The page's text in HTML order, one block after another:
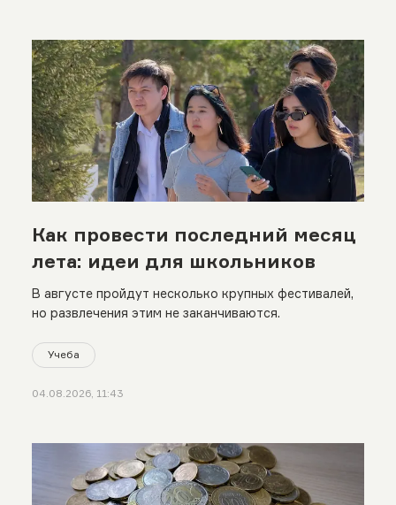
Как провести последний месяц
лета: идеи для школьников
В августе пройдут несколько крупных фестивалей,
но развлечения этим не заканчиваются.
Учеба
04.08.2026, 11:43